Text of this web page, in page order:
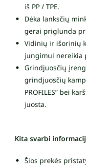
iš PP / TPE.
Dėka lanksčių
gerai priglunda
Vidinių ir išorinių
jungimui nereikia
Grindjuosčių
grindjuosčių
PROFILES” bei
juosta.
Kita svarbi
Šios prekės